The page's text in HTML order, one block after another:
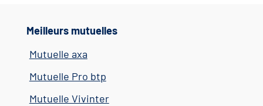
Meilleurs mutuelles
Mutuelle axa
Mutuelle Pro btp
Mutuelle Vivinter